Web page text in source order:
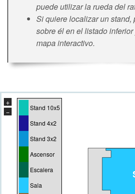
puede utilizar la rueda del
Si quiere localizar un stand,
sobre él en el listado
mapa interactivo.
+
−
Stand 10x5
Stand 4x2
Stand 3x2
Ascensor
Escalera
Sala